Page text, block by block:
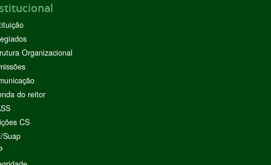
Organizacional
do reitor
CS
Suap